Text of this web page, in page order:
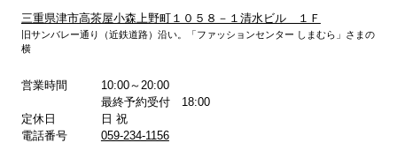
詳しくはこちら
三重県津市高茶屋小森上野町１０５８－１清水ビル １Ｆ
旧サンバレー通り（近鉄道路）沿い。「ファッションセンター しまむら」さまの
横
営業時間
10:00～20:00
最終予約受付 18:00
定休日
日 祝
電話番号
059-234-1156